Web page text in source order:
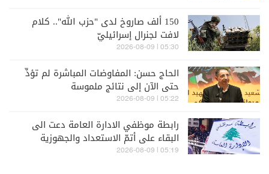
150 ألف صاروخ لدى "حزب الله".. كلام
لافت لجنرال إسرائيليّ
05:30 | 2026-08-09
الحاج حسن: المفاوضات المباشرة لم تؤدِّ
حتى الآن إلى نتائج ملموسة
05:22 | 2026-08-09
رابطة موظفي الادارة العامة دعت الى
البقاء على أتمّ الاستعداد والجهوزية
لتنفيذ خطوات تصعيدية
05:19 | 2026-08-09